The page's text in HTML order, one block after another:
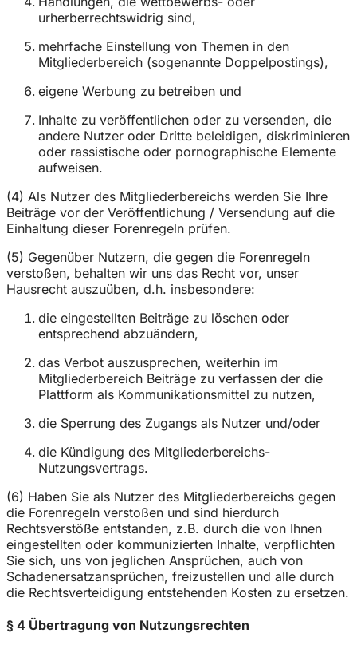
urherberrechtswidrig sind,
mehrfache Einstellung von Themen in den
Mitgliederbereich (sogenannte Doppelpostings),
eigene Werbung zu betreiben und
Inhalte zu veröffentlichen oder zu versenden, die
andere Nutzer oder Dritte beleidigen, diskriminieren
oder rassistische oder pornographische Elemente
aufweisen.
(4) Als Nutzer des Mitgliederbereichs werden Sie Ihre
Beiträge vor der Veröffentlichung / Versendung auf die
Einhaltung dieser Forenregeln prüfen.
(5) Gegenüber Nutzern, die gegen die Forenregeln
verstoßen, behalten wir uns das Recht vor, unser
Hausrecht auszuüben, d.h. insbesondere:
die eingestellten Beiträge zu löschen oder
entsprechend abzuändern,
das Verbot auszusprechen, weiterhin im
Mitgliederbereich Beiträge zu verfassen der die
Plattform als Kommunikationsmittel zu nutzen,
die Sperrung des Zugangs als Nutzer und/oder
die Kündigung des Mitgliederbereichs-
Nutzungsvertrags.
(6) Haben Sie als Nutzer des Mitgliederbereichs gegen
die Forenregeln verstoßen und sind hierdurch
Rechtsverstöße entstanden, z.B. durch die von Ihnen
eingestellten oder kommunizierten Inhalte, verpflichten
Sie sich, uns von jeglichen Ansprüchen, auch von
Schadenersatzansprüchen, freizustellen und alle durch
die Rechtsverteidigung entstehenden Kosten zu ersetzen.
§ 4 Übertragung von Nutzungsrechten